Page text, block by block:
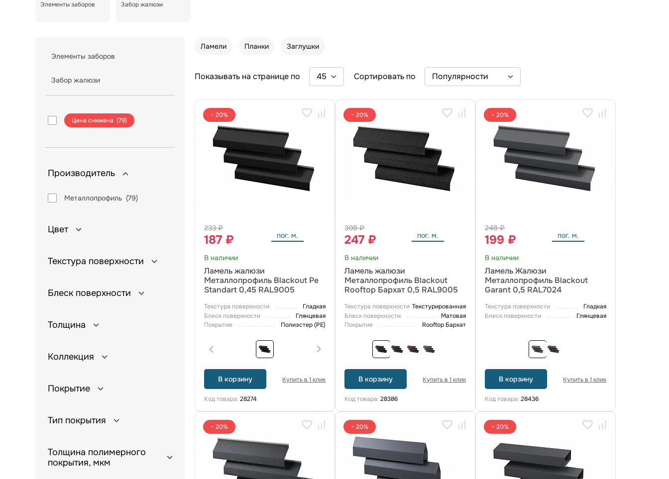
Элементы заборов Забор жалюзи
Элементы заборов
Забор жалюзи
Цена снижена (79)
Производитель
Металлопрофиль (79)
Цвет
Текстура поверхности
Блеск поверхности
Толщина
Коллекция
Покрытие
Тип покрытия
Толщина полимерного
покрытия, мкм
Ламели Планки Заглушки
Показывать на странице по Сортировать по
− 20%
233 ₽
187 ₽ пог. м.
В наличии
Ламель жалюзи
Металлопрофиль Blackout Pe
Standart 0,45 RAL9005
Текстура поверхности
Гладкая
Блеск поверхности
Глянцевая
Покрытие
Полиэстер (PE)
В корзину Купить в 1 клик
Код товара:28274
− 20%
308 ₽
247 ₽ пог. м.
В наличии
Ламель жалюзи
Металлопрофиль Blackout
Rooftop Бархат 0,5 RAL9005
Текстура поверхности Текстурированная
Блеск поверхности
Матовая
Покрытие
Rooftop Бархат
В корзину Купить в 1 клик
Код товара:28386
− 20%
248 ₽
199 ₽ пог. м.
В наличии
Ламель Жалюзи
Металлопрофиль Blackout
Garant 0,5 RAL7024
Текстура поверхности
Гладкая
Блеск поверхности
Глянцевая
В корзину Купить в 1 клик
Код товара:28436
− 20% − 20% − 20%